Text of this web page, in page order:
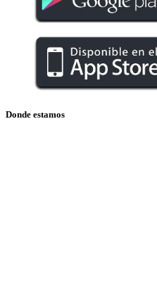
Donde estamos